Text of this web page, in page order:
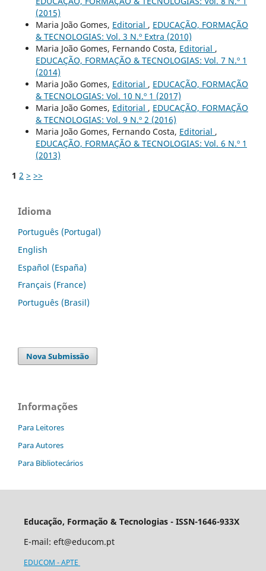
(2015)
Maria João Gomes, Editorial , EDUCAÇÃO, FORMAÇÃO
& TECNOLOGIAS: Vol. 3 N.º Extra (2010)
Maria João Gomes, Fernando Costa, Editorial ,
EDUCAÇÃO, FORMAÇÃO & TECNOLOGIAS: Vol. 7 N.º 1
(2014)
Maria João Gomes, Editorial , EDUCAÇÃO, FORMAÇÃO
& TECNOLOGIAS: Vol. 10 N.º 1 (2017)
Maria João Gomes, Editorial , EDUCAÇÃO, FORMAÇÃO
& TECNOLOGIAS: Vol. 9 N.º 2 (2016)
Maria João Gomes, Fernando Costa, Editorial ,
EDUCAÇÃO, FORMAÇÃO & TECNOLOGIAS: Vol. 6 N.º 1
(2013)
1 2 > >>
Idioma
Português (Portugal)
English
Español (España)
Français (France)
Português (Brasil)
Nova Submissão
Informações
Para Leitores
Para Autores
Para Bibliotecários
Educação, Formação & Tecnologias - ISSN-1646-933X
E-mail: eft@educom.pt
EDUCOM - APTE